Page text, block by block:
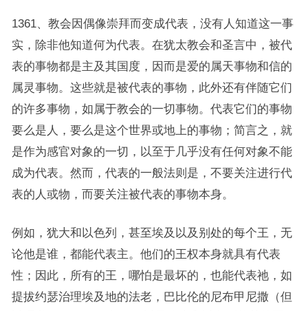
1361、教会因偶像崇拜而变成代表，没有人知道这一事
实，除非他知道何为代表。在犹太教会和圣言中，被代
表的事物都是主及其国度，因而是爱的属天事物和信的
属灵事物。这些就是被代表的事物，此外还有伴随它们
的许多事物，如属于教会的一切事物。代表它们的事物
要么是人，要么是这个世界或地上的事物；简言之，就
是作为感官对象的一切，以至于几乎没有任何对象不能
成为代表。然而，代表的一般法则是，不要关注进行代
表的人或物，而要关注被代表的事物本身。
例如，犹大和以色列，甚至埃及以及别处的每个王，无
论他是谁，都能代表主。他们的王权本身就具有代表
性；因此，所有的王，哪怕是最坏的，也能代表祂，如
提拔约瑟治理埃及地的法老，巴比伦的尼布甲尼撒（但